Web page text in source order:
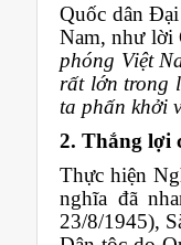
Quốc dân
Nam, như lời
phóng Việt
rất lớn trong
ta phấn khởi
2. Thắng lợi
Thực hiện
nghĩa đã
23/8/1945),